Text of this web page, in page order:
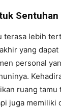
terasa lebih
yang dapat
personal
ruang tamu
juga memiliki